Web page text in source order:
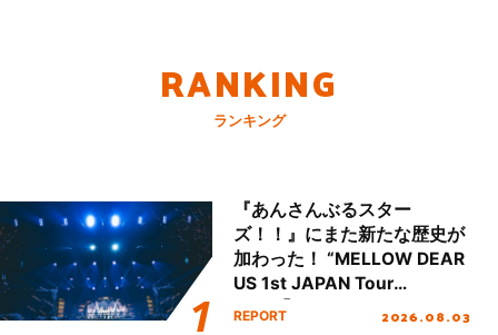
RANKING
ランキング
『あんさんぶるスター
ズ！！』にまた新たな歴史が
加わった！ “MELLOW DEAR
US 1st JAPAN Tour
Final「NICE to meet YOU
REPORT 2026.08.03